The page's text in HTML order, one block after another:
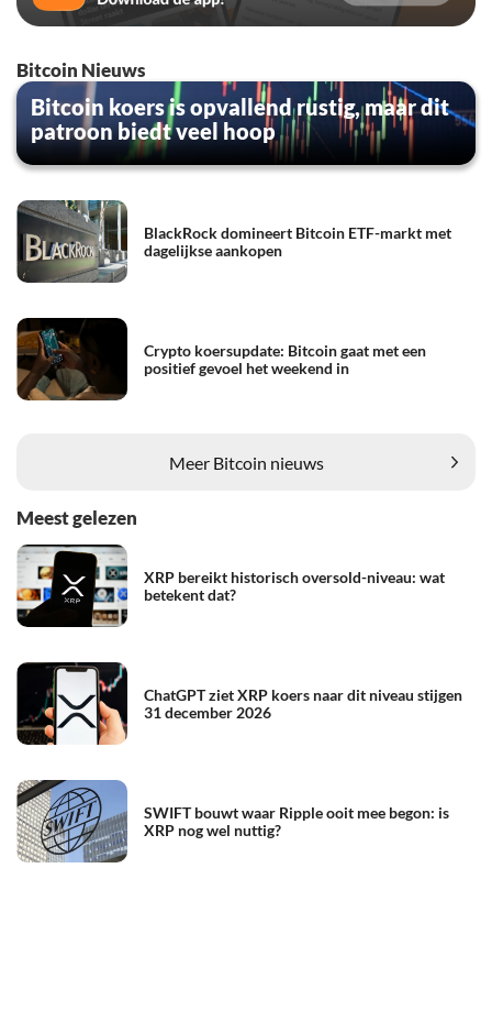
Bitcoin Nieuws
Bitcoin koers is opvallend rustig, maar dit
patroon biedt veel hoop
BlackRock domineert Bitcoin ETF-markt met
dagelijkse aankopen
Crypto koersupdate: Bitcoin gaat met een
positief gevoel het weekend in
Meer Bitcoin nieuws
Meest gelezen
XRP bereikt historisch oversold-niveau: wat
betekent dat?
ChatGPT ziet XRP koers naar dit niveau stijgen
31 december 2026
SWIFT bouwt waar Ripple ooit mee begon: is
XRP nog wel nuttig?